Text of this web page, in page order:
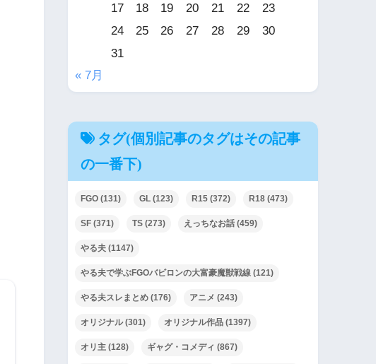
17
18 19 20 21 22
23
24
25 26 27 28 29
30
31
« 7月
タグ(個別記事のタグはその記事
の一番下)
FGO (131) GL (123) R15 (372) R18 (473)
SF (371) TS (273) えっちなお話 (459)
やる夫 (1147)
やる夫で学ぶFGOバビロンの大富豪魔獣戦線 (121)
やる夫スレまとめ (176) アニメ (243)
オリジナル(301) オリジナル作品 (1397)
オリ主 (128) ギャグ・コメディ (867)